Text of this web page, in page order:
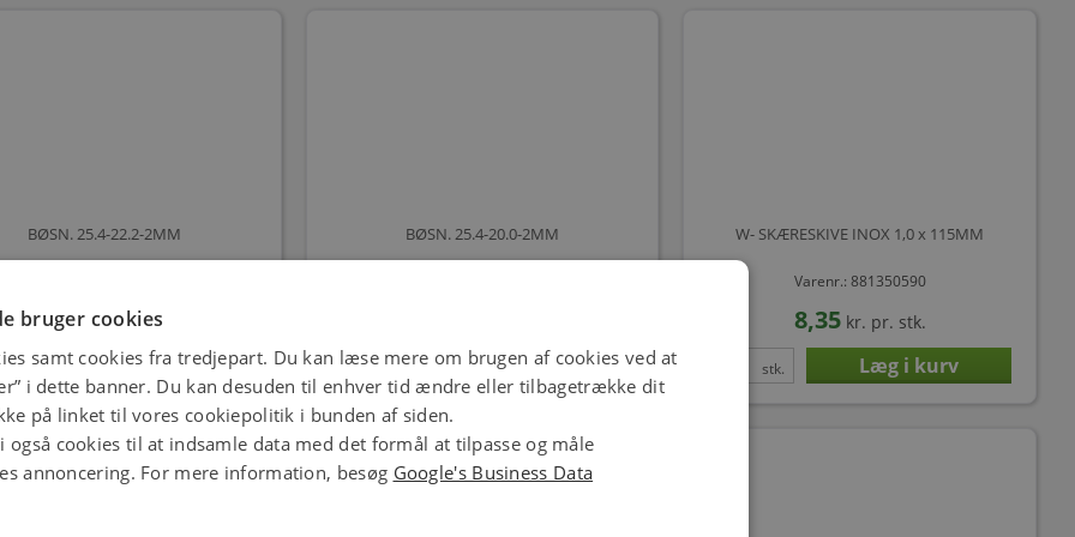
BØSN. 25.4-22.2-2MM
83,00 kr.pr. stk.
stk.
BØSN. 25.4-20.0-2MM
stk.
W- SKÆRESKIVE INOX 1,0 x 115MM
Varenr.: 881350590
8,35 kr. pr. stk.
stk.
bruger cookies
samt cookies fra tredjepart. Du kan læse mere om brugen af cookies ved at
i dette banner. Du kan desuden til enhver tid ændre eller tilbagetrække dit
på linket til vores cookiepolitik i bunden af siden.
også cookies til at indsamle data med det formål at tilpasse og måle
annoncering. For mere information, besøg Google's Business Data